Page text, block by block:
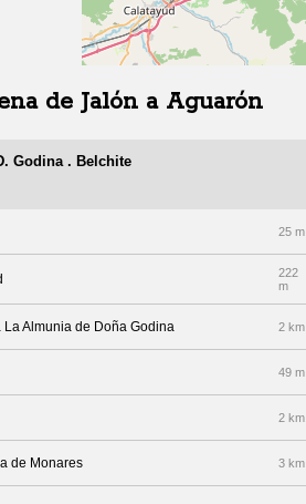
de Jalón a Aguarón
Godina . Belchite
25 m
222
m
Almunia de Doña Godina 2 km
49 m
2 km
de Monares 3 km